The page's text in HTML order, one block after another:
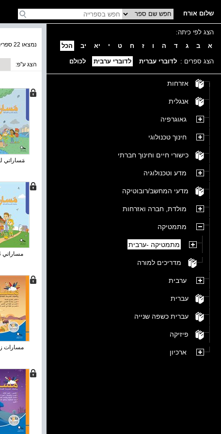
שלום אורח
הצג לפי כיתה:
א
ב ג ד ה ו ז ח ט י יא יב הכל
הצג ספרים : לדוברי עברית לדוברי ערבית לכולם
אזרחות
אנגלית
גאוגרפיה
חינוך טכנולוגי
כישורי חיים וחינוך חברתי
מדע וטכנולוגיה
מדעי המחשב/רובוטיקה
מולדת, חברה ואזרחות
מתמטיקה
מתמטיקה -ערבית
מדריכים למורה
ערבית
עברית
עברית כשפה שנייה
פיזיקה
ארכיון
נמצאו 22 ספרים בקטגוריה
הצג ע''פ:
مَساراتي
مساراتي 4 / מ...
مسارات